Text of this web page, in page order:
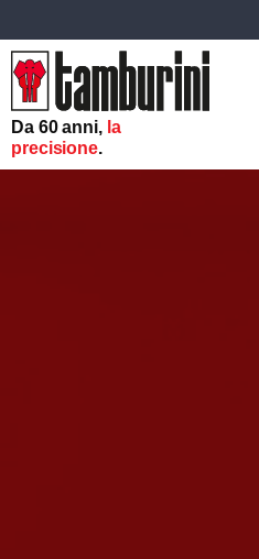
Da 60 anni, la
precisione.